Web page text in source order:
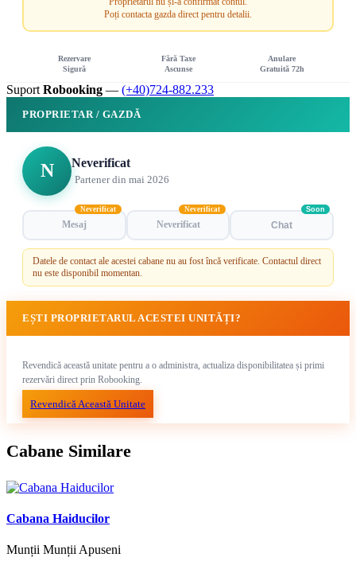
Poți contacta gazda direct pentru detalii.
Rezervare
Sigură
Fără Taxe
Ascunse
Anulare
Gratuită 72h
Suport Robooking — (+40)724-882.233
PROPRIETAR / GAZDĂ
N Neverificat
Partener din mai 2026
Mesaj
Neverificat
Neverificat
Neverificat
Chat
Soon
Datele de contact ale acestei cabane nu au fost încă verificate. Contactul direct
nu este disponibil momentan.
EȘTI PROPRIETARUL ACESTEI UNITĂȚI?
Revendică această unitate pentru a o administra, actualiza disponibilitatea și primi
rezervări direct prin Robooking.
Revendică Această Unitate
Cabane Similare
Cabana Haiducilor
Munții Munții Apuseni